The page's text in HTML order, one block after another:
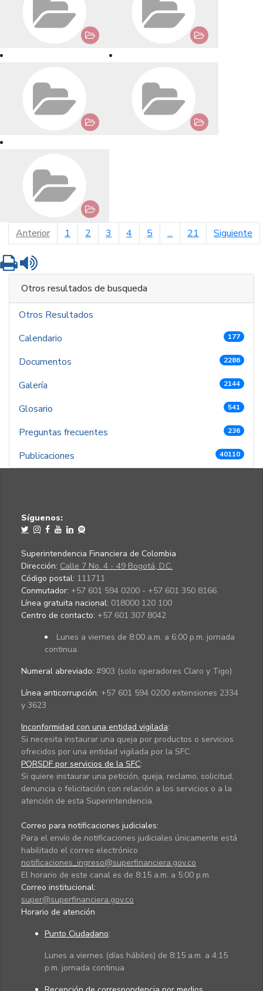
Anteriorpágina anterior
1 2 3 4 5 ... 21 Siguiente
Imprimir
Otros resultados de busqueda
Otros Resultados
Calendario
177
Documentos 2286
Galería 2144
Glosario 541
Preguntas frecuentes 236
Publicaciones 40110
Síguenos:
Superintendencia Financiera de Colombia
Dirección: Calle 7 No. 4 - 49 Bogotá, D.C.
Código postal: 111711
Conmutador: +57 601 594 0200 - +57 601 350 8166
Línea gratuita nacional: 018000 120 100
Centro de contacto: +57 601 307 8042
Lunes a viernes de 8:00 a.m. a 6:00 p.m. jornada
continua.
Numeral abreviado: #903 (solo operadores Claro y Tigo)
Línea anticorrupción: +57 601 594 0200 extensiones 2334
y 3623
Inconformidad con una entidad vigilada:
Si necesita instaurar una queja por productos o servicios
ofrecidos por una entidad vigilada por la SFC.
PQRSDF por servicios de la SFC:
Si quiere instaurar una petición, queja, reclamo, solicitud,
denuncia o felicitación con relación a los servicios o a la
atención de esta Superintendencia.
Correo para notificaciones judiciales:
Para el envío de notificaciones judiciales únicamente está
habilitado el correo electrónico
notificaciones_ingreso@superfinanciera.gov.co
El horario de este canal es de 8:15 a.m. a 5:00 p.m.
Correo institucional:
super@superfinanciera.gov.co
Horario de atención
Punto Ciudadano:
Lunes a viernes (días hábiles) de 8:15 a.m. a 4:15
p.m. jornada continua